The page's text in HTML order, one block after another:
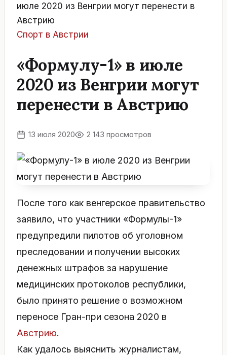
июле 2020 из Венгрии могут перенести в
Австрию
Спорт в Австрии
«Формулу-1» в июле
2020 из Венгрии могут
перенести в Австрию
13 июля 2020 2 143 просмотров
После того как венгерское правительство
заявило, что участники «Формулы-1»
предупредили пилотов об уголовном
преследовании и получении высоких
денежных штрафов за нарушение
медицинских протоколов республики,
было принято решение о возможном
переносе Гран-при сезона 2020 в
Австрию.
Как удалось выяснить журналистам,